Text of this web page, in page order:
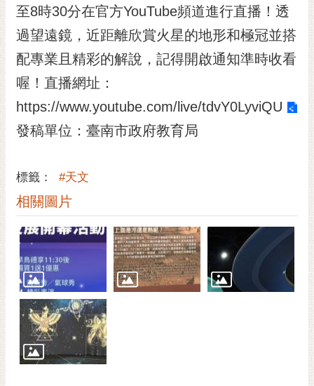
本
隱
私
權
及
安
全
策
網
站
資
料
開
放
宣
告
府
至8時30分在官方YouTube頻道進行直播！透
過望遠鏡，近距離欣賞火星的地形和極冠並搭
配專業且精彩的解說，記得開啟通知準時收看
喔！直播網址：
https://www.youtube.com/live/tdvY0LyviQU
發稿單位：臺南市政府教育局
標籤： #天文
相關圖片